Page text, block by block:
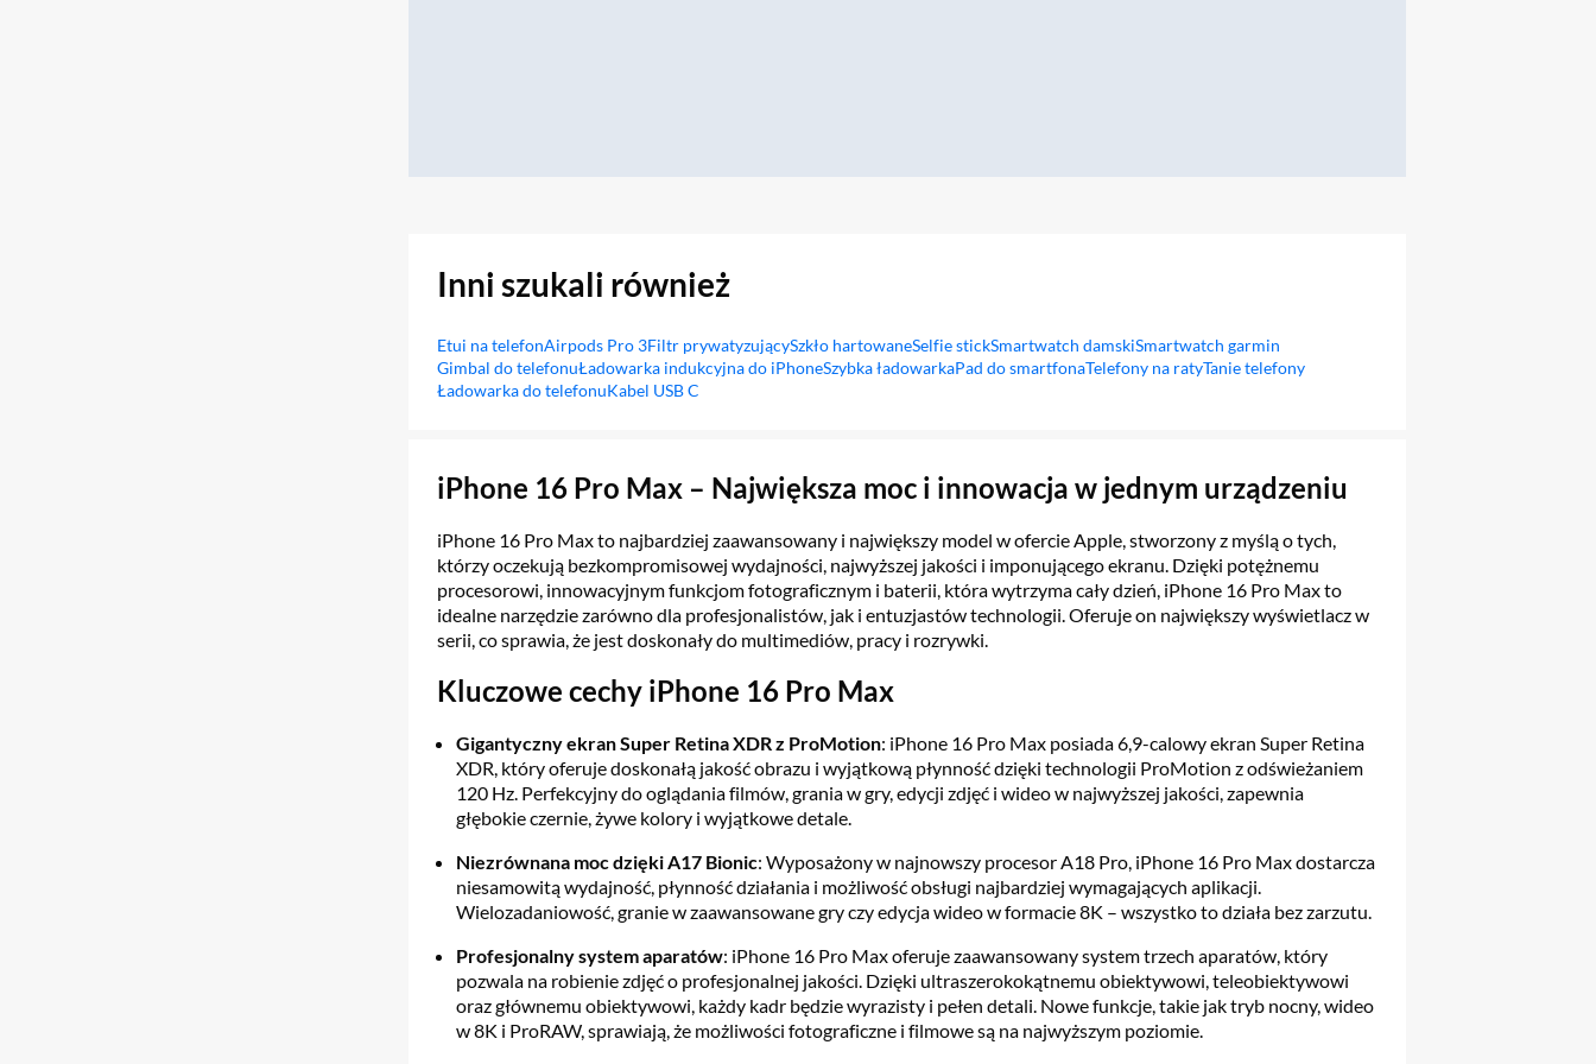
Inni szukali również
Etui na telefonAirpods Pro 3Filtr prywatyzującySzkło hartowaneSelfie stickSmartwatch damskiSmartwatch garmin
Gimbal do telefonuŁadowarka indukcyjna do iPhoneSzybka ładowarkaPad do smartfonaTelefony na ratyTanie telefony
Ładowarka do telefonuKabel USB C
iPhone 16 Pro Max – Największa moc i innowacja w jednym urządzeniu
iPhone 16 Pro Max to najbardziej zaawansowany i największy model w ofercie Apple, stworzony z myślą o tych,
którzy oczekują bezkompromisowej wydajności, najwyższej jakości i imponującego ekranu. Dzięki potężnemu
procesorowi, innowacyjnym funkcjom fotograficznym i baterii, która wytrzyma cały dzień, iPhone 16 Pro Max to
idealne narzędzie zarówno dla profesjonalistów, jak i entuzjastów technologii. Oferuje on największy wyświetlacz w
serii, co sprawia, że jest doskonały do multimediów, pracy i rozrywki.
Kluczowe cechy iPhone 16 Pro Max
Gigantyczny ekran Super Retina XDR z ProMotion: iPhone 16 Pro Max posiada 6,9-calowy ekran Super Retina
XDR, który oferuje doskonałą jakość obrazu i wyjątkową płynność dzięki technologii ProMotion z odświeżaniem
120 Hz. Perfekcyjny do oglądania filmów, grania w gry, edycji zdjęć i wideo w najwyższej jakości, zapewnia
głębokie czernie, żywe kolory i wyjątkowe detale.
Niezrównana moc dzięki A17 Bionic: Wyposażony w najnowszy procesor A18 Pro, iPhone 16 Pro Max dostarcza
niesamowitą wydajność, płynność działania i możliwość obsługi najbardziej wymagających aplikacji.
Wielozadaniowość, granie w zaawansowane gry czy edycja wideo w formacie 8K – wszystko to działa bez zarzutu.
Profesjonalny system aparatów: iPhone 16 Pro Max oferuje zaawansowany system trzech aparatów, który
pozwala na robienie zdjęć o profesjonalnej jakości. Dzięki ultraszerokokątnemu obiektywowi, teleobiektywowi
oraz głównemu obiektywowi, każdy kadr będzie wyrazisty i pełen detali. Nowe funkcje, takie jak tryb nocny, wideo
w 8K i ProRAW, sprawiają, że możliwości fotograficzne i filmowe są na najwyższym poziomie.